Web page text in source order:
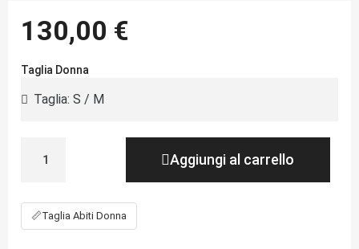
130,00 €
Taglia Donna
Aggiungi al carrello
📏Taglia Abiti Donna